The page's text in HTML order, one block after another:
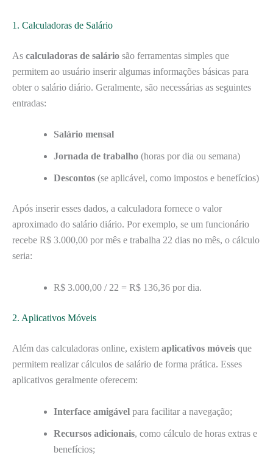
1. Calculadoras de Salário
As calculadoras de salário são ferramentas simples que
permitem ao usuário inserir algumas informações básicas para
obter o salário diário. Geralmente, são necessárias as seguintes
entradas:
Salário mensal
Jornada de trabalho (horas por dia ou semana)
Descontos (se aplicável, como impostos e benefícios)
Após inserir esses dados, a calculadora fornece o valor
aproximado do salário diário. Por exemplo, se um funcionário
recebe R$ 3.000,00 por mês e trabalha 22 dias no mês, o cálculo
seria:
R$ 3.000,00 / 22 = R$ 136,36 por dia.
2. Aplicativos Móveis
Além das calculadoras online, existem aplicativos móveis que
permitem realizar cálculos de salário de forma prática. Esses
aplicativos geralmente oferecem:
Interface amigável para facilitar a navegação;
Recursos adicionais, como cálculo de horas extras e
benefícios;